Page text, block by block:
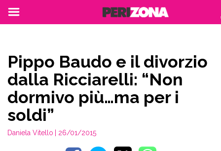
Pippo Baudo e il divorzio
dalla Ricciarelli: “Non
dormivo più…ma per i
soldi”
Daniela Vitello | 26/01/2015